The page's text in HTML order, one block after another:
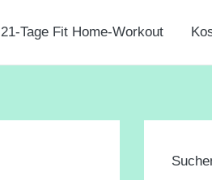
21-Tage Fit Home-Workout